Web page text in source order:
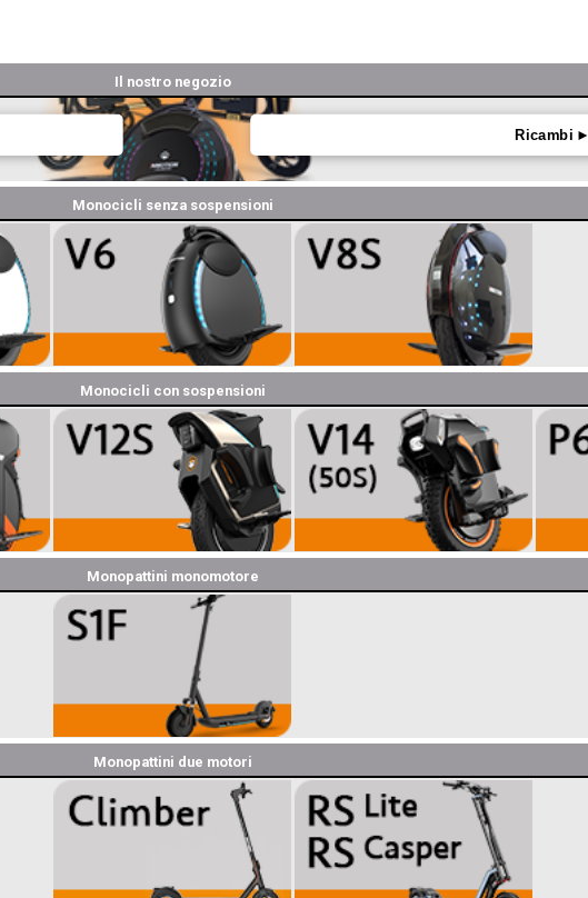
Il nostro negozio
Ricambi ►
Monocicli senza sospensioni
Monocicli con sospensioni
Monopattini monomotore
Monopattini due motori